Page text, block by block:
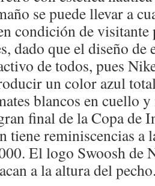
se puede llevar a
condición de visitante
dado que el diseño de
de todos, pues
un color azul
blancos en cuello
final de la Copa de
tiene reminiscencias a
El logo Swoosh de
a la altura del